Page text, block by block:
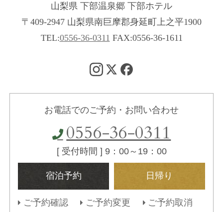
山梨県 下部温泉郷 下部ホテル
〒409-2947 山梨県南巨摩郡身延町上之平1900
TEL:0556-36-0311 FAX:0556-36-1611
お電話でのご予約・お問い合わせ
0556-36-0311
[ 受付時間 ] 9：00～19：00
宿泊予約 日帰り
ご予約確認 ご予約変更 ご予約取消